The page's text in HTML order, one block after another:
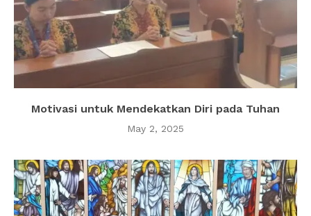
Motivasi untuk Mendekatkan Diri pada Tuhan
May 2, 2025